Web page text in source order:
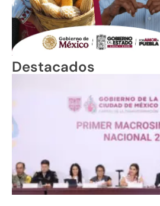
Destacados